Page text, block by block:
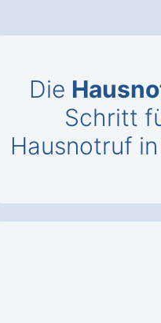
Die
Schritt
Hausnotruf